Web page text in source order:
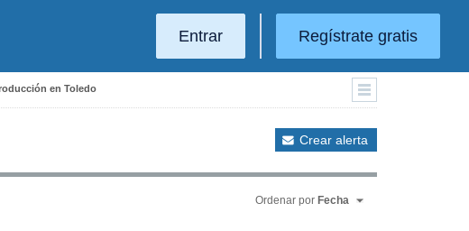
Entrar Regístrate gratis
en Toledo
Crear alerta
Ordenar por Fecha